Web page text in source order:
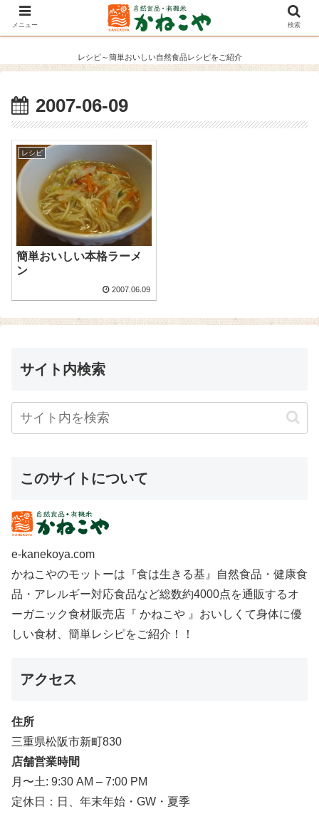
レシピ～簡単おいしい自然食品レシピをご紹介
2007-06-09
レシピ
簡単おいしい本格ラーメ
ン
2007.06.09
サイト内検索
このサイトについて
e-kanekoya.com
かねこやのモットーは『食は生きる基』自然食品・健康食
品・アレルギー対応食品など総数約4000点を通販するオ
ーガニック食材販売店『 かねこや 』おいしくて身体に優
しい食材、簡単レシピをご紹介！！
アクセス
住所
三重県松阪市新町830
店舗営業時間
月〜土: 9:30 AM – 7:00 PM
定休日：日、年末年始・GW・夏季
メニュー 検索